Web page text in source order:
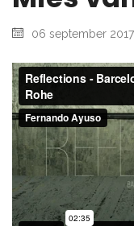
06 september 2017